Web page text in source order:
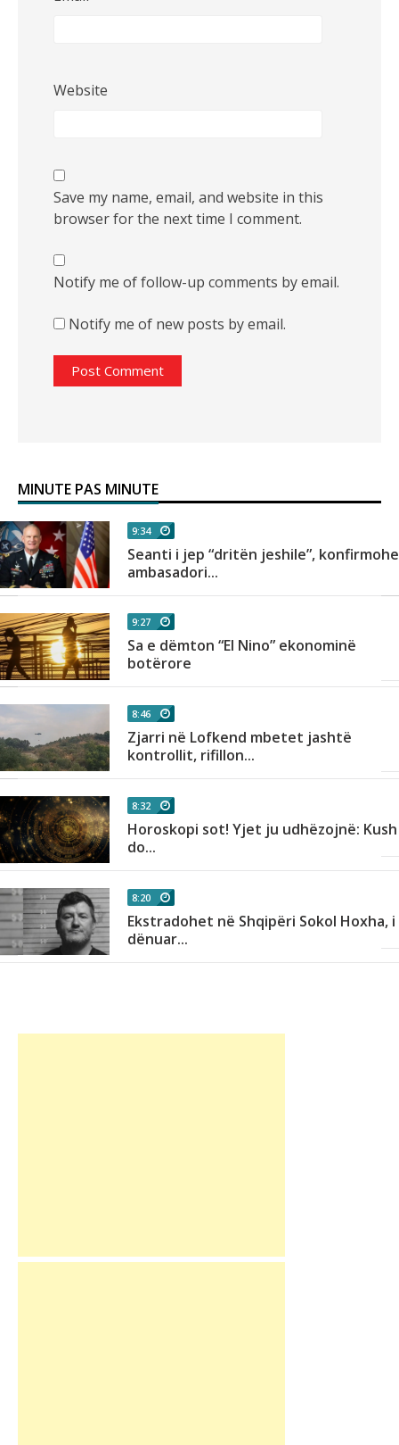
Website
Save my name, email, and website in this
browser for the next time I comment.
Notify me of follow-up comments by email.
Notify me of new posts by email.
MINUTE PAS MINUTE
9:34
Seanti i jep “dritën jeshile”,
ambasadori...
9:27
Sa e dëmton “El Nino” ekonominë
botërore
8:46
Zjarri në Lofkend mbetet jashtë
kontrollit, rifillon...
8:32
Horoskopi sot! Yjet ju udhëzojnë: Kush
do...
8:20
Ekstradohet në Shqipëri Sokol Hoxha, i
dënuar...